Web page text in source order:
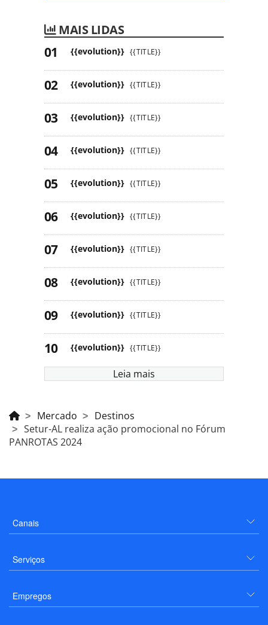
MAIS LIDAS
{{evolution}} {{TITLE}}
{{evolution}} {{TITLE}}
{{evolution}} {{TITLE}}
{{evolution}} {{TITLE}}
{{evolution}} {{TITLE}}
{{evolution}} {{TITLE}}
{{evolution}} {{TITLE}}
{{evolution}} {{TITLE}}
{{evolution}} {{TITLE}}
{{evolution}} {{TITLE}}
Leia mais
Mercado
Destinos
Setur-AL realiza ação promocional no Fórum
PANROTAS 2024
Canais
Serviços
Empregos